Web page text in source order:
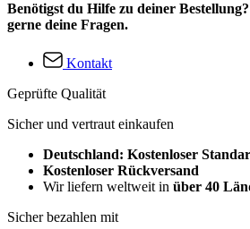
Benötigst du Hilfe zu deiner
gerne deine Fragen.
Kontakt
Geprüfte Qualität
Sicher und vertraut einkaufen
Deutschland: Kostenloser
Kostenloser Rückversand
Wir liefern weltweit in über 40
Sicher bezahlen mit